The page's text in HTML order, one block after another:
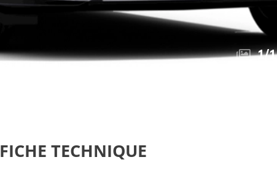
1/1
FICHE TECHNIQUE